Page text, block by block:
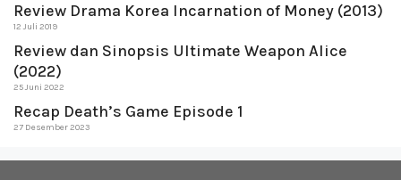
Review Drama Korea Incarnation of Money (2013)
12 Juli 2019
Review dan Sinopsis Ultimate Weapon Alice
(2022)
25 Juni 2022
Recap Death’s Game Episode 1
27 Desember 2023